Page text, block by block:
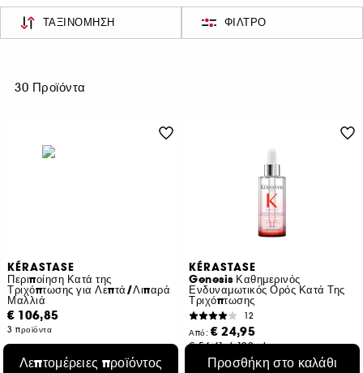
ΤΑΞΙΝΌΜΗΣΗ ΦΊΛΤΡΟ
30 Προϊόντα
KÉRASTASE
Περιποίηση Κατά της
Τριχόπτωσης για Λεπτά/Λιπαρά
Μαλλιά
€ 106,85
3 προϊόντα
Λεπτομέρειες προϊόντος
KÉRASTASE
Genesis Καθημερινός
Ενδυναμωτικός Ορός Κατά Της
Τριχόπτωσης
12
Από:€ 24,95
€ 56,61 /100ml
2 μεγέθηΠροσθήκη στο καλάθι